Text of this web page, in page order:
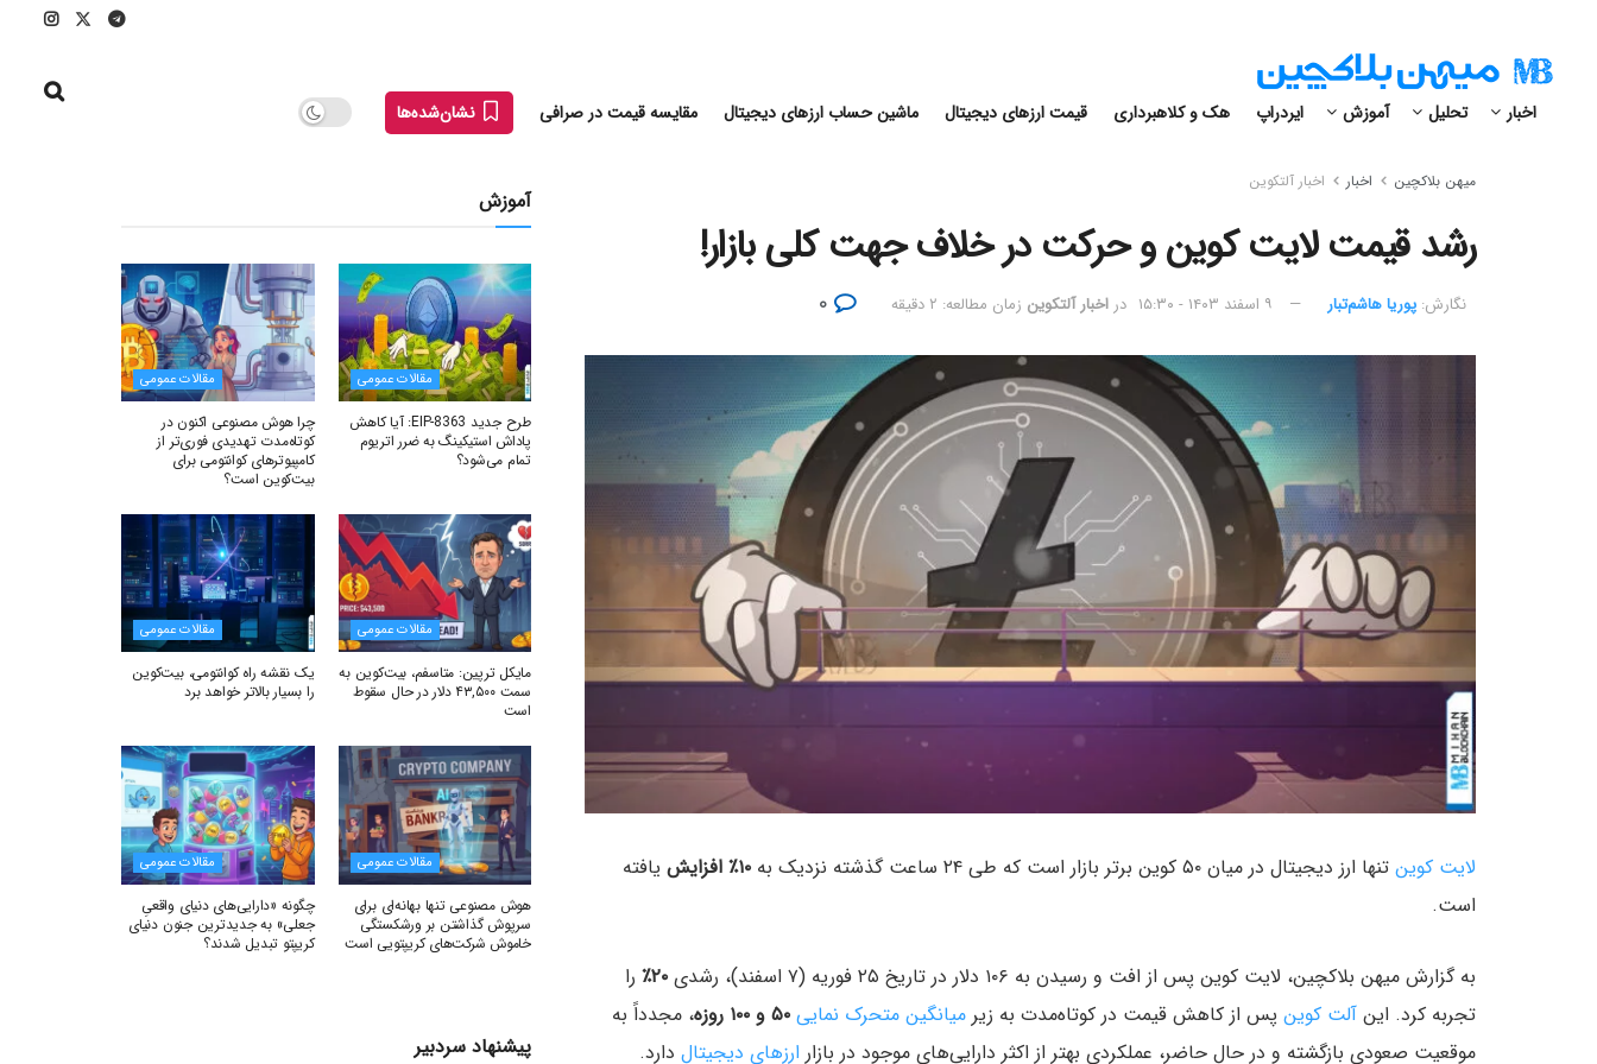
اخبار تحلیل آموزش ایردراپ هک و کلاهبرداری قیمت ارزهای دیجیتال ماشین حساب ارزهای دیجیتال مقایسه قیمت در صرافی نشان‌شده‌ها
میهن بلاکچین اخبار اخبار آلتکوین
رشد قیمت لایت کوین و حرکت در خلاف جهت کلی بازار!
نگارش:‌ پوریا هاشم‌تبار ۹ اسفند ۱۴۰۳ - ۱۵:۳۰ در اخبار آلتکوین زمان مطالعه: ۲ دقیقه
لایت کوین تنها ارز دیجیتال در میان ۵۰ کوین برتر بازار است که طی ۲۴ ساعت گذشته نزدیک به ۱۰٪ افزایش
یافته
است.
به گزارش میهن بلاکچین، لایت کوین پس از افت و رسیدن به ۱۰۶ دلار در تاریخ ۲۵ فوریه (۷ اسفند)، رشدی ۲۰٪ را
تجربه کرد. این آلت کوین پس از کاهش قیمت در کوتاه‌مدت به زیر میانگین متحرک نمایی ۵۰ و ۱۰۰ روزه
، مجدداً به
موقعیت صعودی بازگشته و در حال حاضر، عملکردی بهتر از اکثر دارایی‌های موجود در بازار ارزهای دیجیتال دارد.
آموزش
مقالات عمومی
طرح جدید EIP-8363: آیا کاهش
پاداش استیکینگ به ضرر اتریوم
تمام می‌شود؟
مقالات عمومی
چرا هوش مصنوعی اکنون در
کوتاه‌مدت تهدیدی فوری‌تر از
کامپیوترهای کوانتومی برای
بیت‌کوین است؟
مقالات عمومی
مایکل ترپین: متاسفم، بیت‌کوین به
سمت ۴۳,۵۰۰ دلار در حال سقوط
است
مقالات عمومی
یک نقشه راه کوانتومی، بیت‌کوین
را بسیار بالاتر خواهد برد
مقالات عمومی
هوش مصنوعی تنها بهانه‌ای برای
سرپوش گذاشتن بر ورشکستگی
خاموش شرکت‌های کریپتویی است
مقالات عمومی
چگونه «دارایی‌های دنیای واقعیِ
جعلی» به جدیدترین جنون دنیای
کریپتو تبدیل شدند؟
پیشنهاد سردبیر